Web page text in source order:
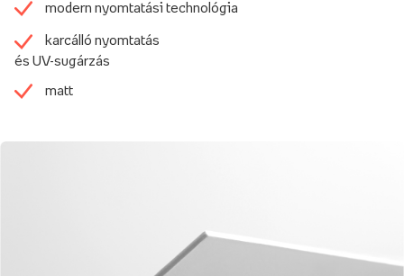
modern nyomtatási technológia
karcálló nyomtatás
és UV-sugárzás
matt